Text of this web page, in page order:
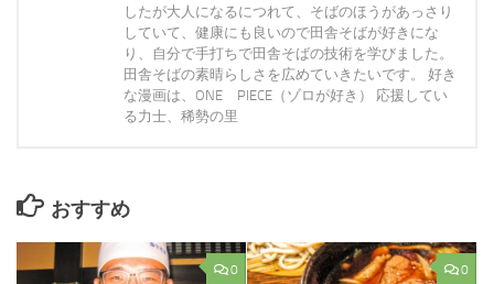
したが大人になるにつれて、そばのほうがあっさり
していて、健康にも良いので田舎そばが好きにな
り、自分で手打ちで田舎そばの技術を学びました。
田舎そばの素晴らしさを広めていきたいです。 好き
な漫画は、ONE PIECE（ゾロが好き） 応援してい
る力士、稀勢の里
おすすめ
0 0